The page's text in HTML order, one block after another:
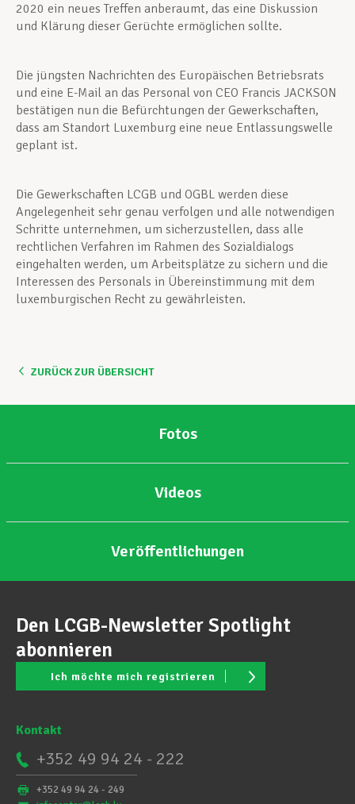
2020 ein neues Treffen anberaumt, das eine Diskussion
und Klärung dieser Gerüchte ermöglichen sollte.
Die jüngsten Nachrichten des Europäischen Betriebsrats
und eine E-Mail an das Personal von CEO Francis JACKSON
bestätigen nun die Befürchtungen der Gewerkschaften,
dass am Standort Luxemburg eine neue Entlassungswelle
geplant ist.
Die Gewerkschaften LCGB und OGBL werden diese
Angelegenheit sehr genau verfolgen und alle notwendigen
Schritte unternehmen, um sicherzustellen, dass alle
rechtlichen Verfahren im Rahmen des Sozialdialogs
eingehalten werden, um Arbeitsplätze zu sichern und die
Interessen des Personals in Übereinstimmung mit dem
luxemburgischen Recht zu gewährleisten.
ZURÜCK ZUR ÜBERSICHT
Fotos
Videos
Veröffentlichungen
Den LCGB-Newsletter Spotlight
abonnieren
Ich möchte mich registrieren
Kontakt
+352 49 94 24 - 222
+352 49 94 24 - 249